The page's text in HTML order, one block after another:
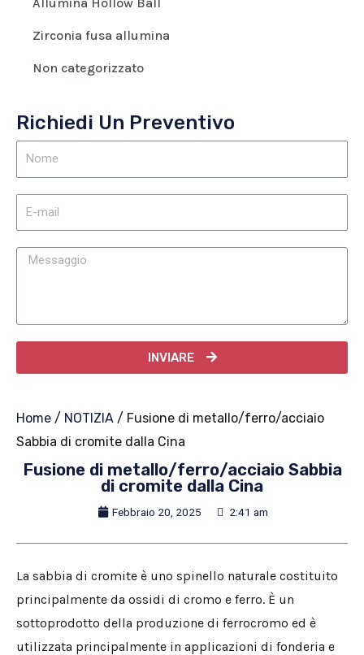
Zirconia fusa allumina
Non categorizzato
Richiedi Un Preventivo
INVIARE
Home / NOTIZIA / Fusione di metallo/ferro/acciaio
Sabbia di cromite dalla Cina
Fusione di metallo/ferro/acciaio Sabbia
di cromite dalla Cina
Febbraio 20, 2025 2:41 am
La sabbia di cromite è uno spinello naturale costituito
principalmente da ossidi di cromo e ferro. È un
sottoprodotto della produzione di ferrocromo ed è
utilizzata principalmente in applicazioni di fonderia e